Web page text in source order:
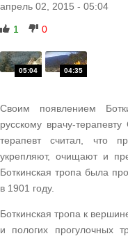
апрель 02, 2015 - 05:04
1 0
Своим появлением
русскому врачу-
терапевт считал, что
укрепляют, очищают и
Боткинская тропа была
в 1901 году.
Боткинская тропа к
и пологих прогулочных